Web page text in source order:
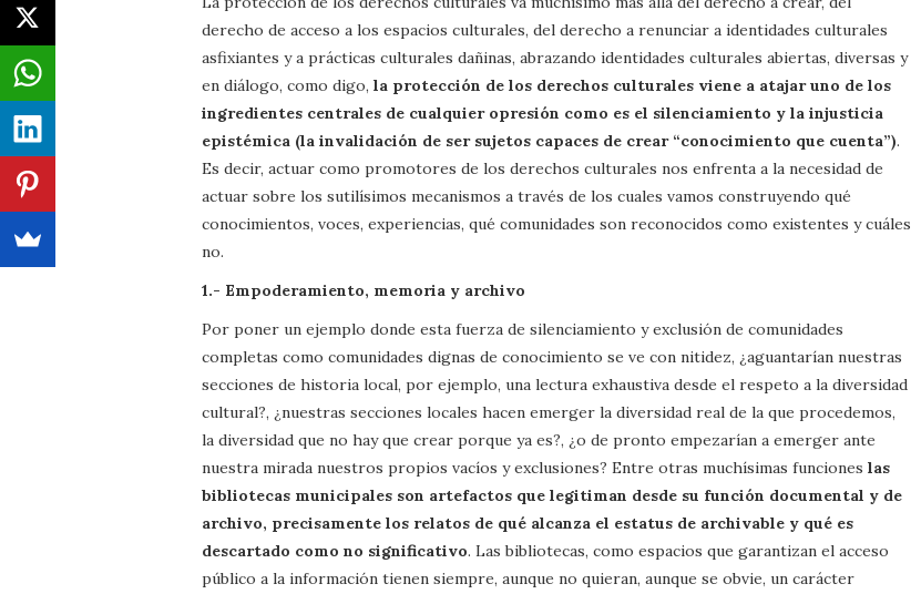
derecho de acceso a los espacios culturales, del derecho a renunciar a identidades culturales
asfixiantes y a prácticas culturales dañinas, abrazando identidades culturales abiertas, diversas y
en diálogo, como digo, la protección de los derechos culturales viene a atajar uno de los
ingredientes centrales de cualquier opresión como es el silenciamiento y la injusticia
epistémica (la invalidación de ser sujetos capaces de crear “conocimiento que cuenta”).
Es decir, actuar como promotores de los derechos culturales nos enfrenta a la necesidad de
actuar sobre los sutilísimos mecanismos a través de los cuales vamos construyendo qué
conocimientos, voces, experiencias, qué comunidades son reconocidos como existentes y cuáles
no.
1.- Empoderamiento, memoria y archivo
Por poner un ejemplo donde esta fuerza de silenciamiento y exclusión de comunidades
completas como comunidades dignas de conocimiento se ve con nitidez, ¿aguantarían nuestras
secciones de historia local, por ejemplo, una lectura exhaustiva desde el respeto a la diversidad
cultural?, ¿nuestras secciones locales hacen emerger la diversidad real de la que procedemos,
la diversidad que no hay que crear porque ya es?, ¿o de pronto empezarían a emerger ante
nuestra mirada nuestros propios vacíos y exclusiones? Entre otras muchísimas funciones las
bibliotecas municipales son artefactos que legitiman desde su función documental y de
archivo, precisamente los relatos de qué alcanza el estatus de archivable y qué es
descartado como no significativo. Las bibliotecas, como espacios que garantizan el acceso
público a la información tienen siempre, aunque no quieran, aunque se obvie, un carácter